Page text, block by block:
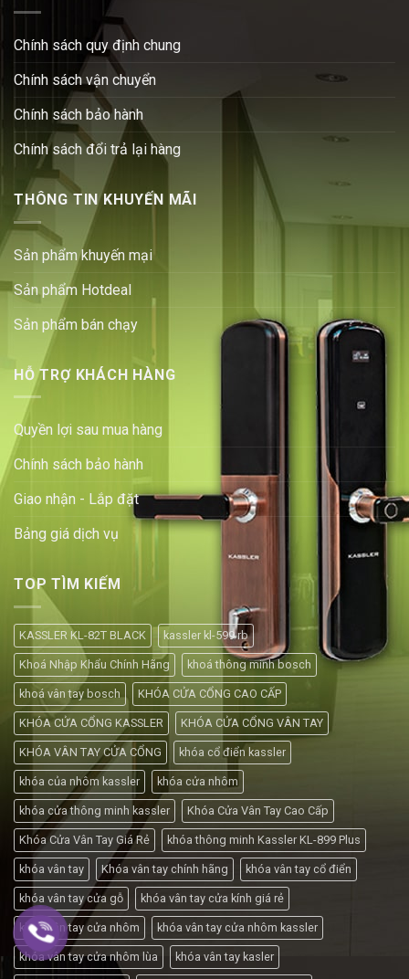
Chính sách quy định chung
Chính sách vận chuyển
Chính sách bảo hành
Chính sách đổi trả lại hàng
THÔNG TIN KHUYẾN MÃI
Sản phẩm khuyến mại
Sản phẩm Hotdeal
Sản phẩm bán chạy
HỖ TRỢ KHÁCH HÀNG
Quyền lợi sau mua hàng
Chính sách bảo hành
Giao nhận - Lắp đặt
Bảng giá dịch vụ
TOP TÌM KIẾM
KASSLER KL-82T BLACK kassler kl-599 rb
Khoá Nhập Khẩu Chính Hãng khoá thông minh bosch
khoá vân tay bosch KHÓA CỬA CỔNG CAO CẤP
KHÓA CỬA CỔNG KASSLER KHÓA CỬA CỔNG VÂN TAY
KHÓA VÂN TAY CỬA CỔNG khóa cổ điển kassler
khóa của nhôm kassler khóa cửa nhôm
khóa cửa thông minh kassler Khóa Cửa Vân Tay Cao Cấp
Khóa Cửa Vân Tay Giá Rẻ khóa thông minh Kassler KL-899 Plus
khóa vân tay Khóa vân tay chính hãng khóa vân tay cổ điển
khóa vân tay cửa gỗ khóa vân tay cửa kính giá rẻ
khóa vân tay cửa nhôm khóa vân tay cửa nhôm kassler
khóa vân tay cửa nhôm lùa khóa vân tay kasler